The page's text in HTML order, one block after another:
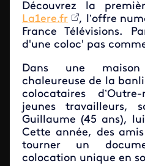
Découvrez la
La1ere.fr
, l’offre
France Télévisions.
d'une coloc' pas
Dans une
chaleureuse de la
colocataires
jeunes travailleurs,
Guillaume (45 ans),
Cette année, des
tourner un
colocation unique en